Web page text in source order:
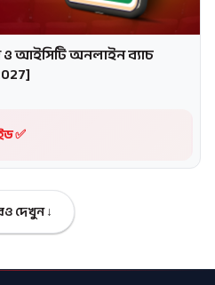
ও আইসিটি অনলাইন ব্যাচ
✅
দেখুন ↓